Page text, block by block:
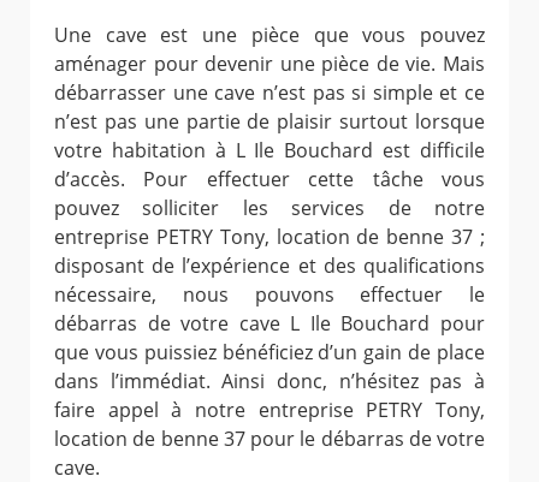
Une cave est une pièce que vous pouvez
aménager pour devenir une pièce de vie. Mais
débarrasser une cave n’est pas si simple et ce
n’est pas une partie de plaisir surtout lorsque
votre habitation à L Ile Bouchard est difficile
d’accès. Pour effectuer cette tâche vous
pouvez solliciter les services de notre
entreprise PETRY Tony, location de benne 37 ;
disposant de l’expérience et des qualifications
nécessaire, nous pouvons effectuer le
débarras de votre cave L Ile Bouchard pour
que vous puissiez bénéficiez d’un gain de place
dans l’immédiat. Ainsi donc, n’hésitez pas à
faire appel à notre entreprise PETRY Tony,
location de benne 37 pour le débarras de votre
cave.